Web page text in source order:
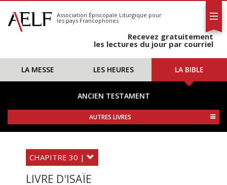
S'abonner
Calendrier
Association Épiscopale Liturgique pour
les pays Francophones
Recevez gratuitement
les lectures du jour par courriel
LA MESSE LES HEURES LA BIBLE
ANCIEN TESTAMENT
AUTRES LIVRES
CHAPITRE 30 |
LIVRE D'ISAÏE